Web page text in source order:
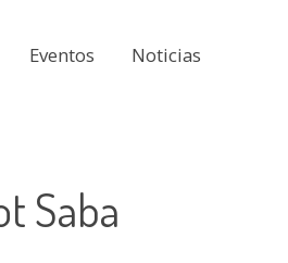
Eventos Noticias
Saba